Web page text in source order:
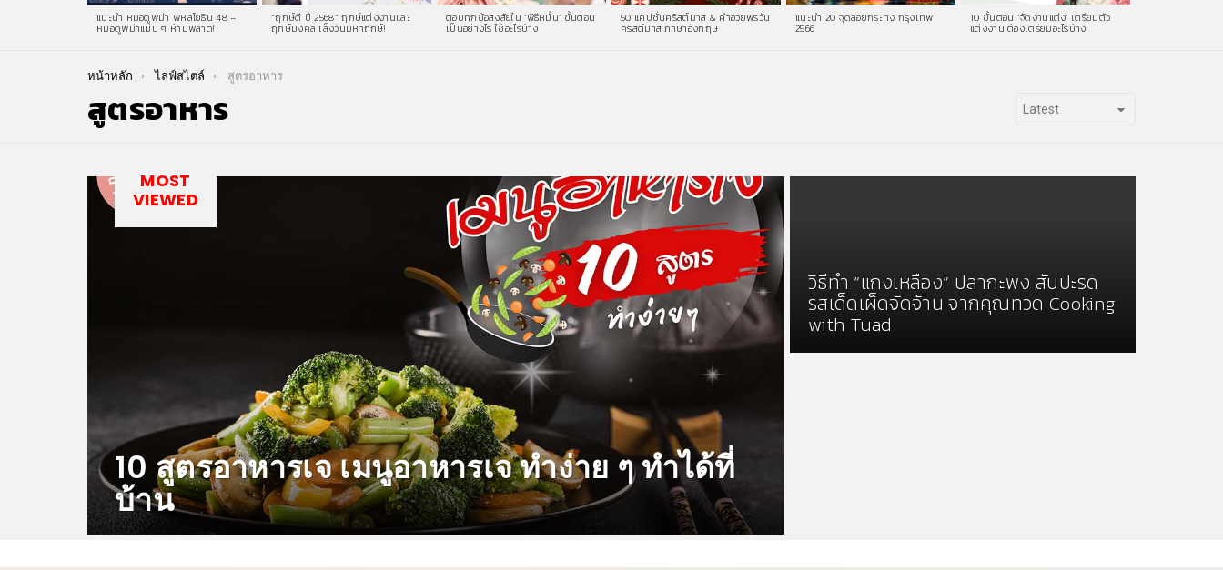
แนะนำ หมอดูพม่า พหลโยธิน 48 –
หมอดูพม่าแม่น ๆ ห้ามพลาด!
“ฤกษ์ดี ปี 2568” ฤกษ์แต่งงานและ
ฤกษ์มงคล เล็งวันมหาฤกษ์!
ตอบทุกข้อสงสัยใน ‘พิธีหมั้น’ ขั้นตอน
เป็นอย่างไร ใช้อะไรบ้าง
50 แคปชั่นคริสต์มาส & คําอวยพรวัน
คริสต์มาส ภาษาอังกฤษ
แนะนำ 20 จุดลอยกระทง กรุงเทพ
2566
10 ขั้นตอน ‘จัดงานแต่ง’ เตรียมตัว
แต่งงาน ต้องเตรียมอะไรบ้าง
You are here:
หน้าหลัก ไลฟ์สไตล์ สูตรอาหาร
สูตรอาหาร
MOST
VIEWED
10 สูตรอาหารเจ เมนูอาหารเจ ทำง่าย ๆ ทำได้ที่
บ้าน
วิธีทำ “แกงเหลือง” ปลากะพง สับปะรด
รสเด็ดเผ็ดจัดจ้าน จากคุณทวด Cooking
with Tuad